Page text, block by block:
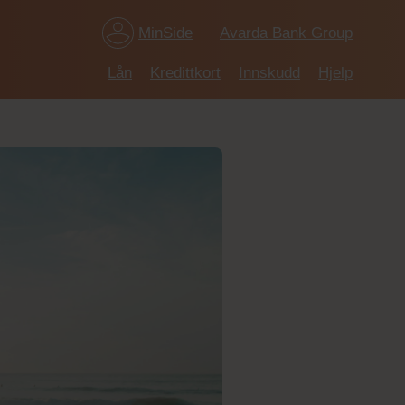
Lån Kredittkort Innskudd Hjelp
MinSide Avarda Bank Group